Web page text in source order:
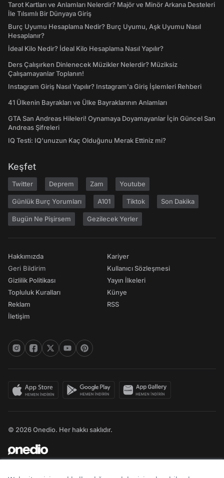
Tarot Kartları ve Anlamları Nelerdir? Majör ve Minör Arkana Desteleri
İle Tılsımlı Bir Dünyaya Giriş
Burç Uyumu Hesaplama Nedir? Burç Uyumu, Aşk Uyumu Nasıl
Hesaplanır?
İdeal Kilo Nedir? İdeal Kilo Hesaplama Nasıl Yapılır?
Ders Çalışırken Dinlenecek Müzikler Nelerdir? Müziksiz
Çalışamayanlar Toplanın!
Instagram Giriş Nasıl Yapılır? Instagram'a Giriş İşlemleri Rehberi
41 Ülkenin Bayrakları ve Ülke Bayraklarının Anlamları
GTA San Andreas Hileleri! Oynamaya Doyamayanlar İçin Güncel San
Andreas Şifreleri
IQ Testi: IQ'unuzun Kaç Olduğunu Merak Ettiniz mi?
Keşfet
Twitter Deprem Zam Youtube
Günlük Burç Yorumları A101 Tiktok Son Dakika
Bugün Ne Pişirsem Gezilecek Yerler
Hakkımızda
Geri Bildirim
Gizlilik Politikası
Topluluk Kuralları
Reklam
İletişim
Kariyer
Kullanıcı Sözleşmesi
Yayın İlkeleri
Künye
RSS
© 2026 Onedio. Her hakkı saklıdır.